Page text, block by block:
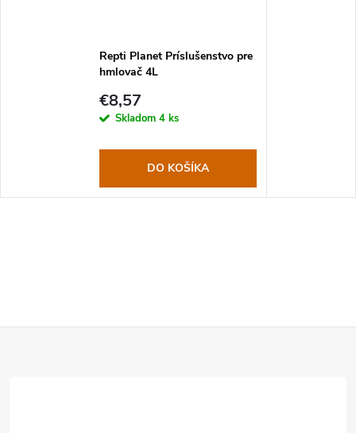
Repti Planet Príslušenstvo pre
hmlovač 4L
€8,57
Skladom 4 ks
DO KOŠÍKA